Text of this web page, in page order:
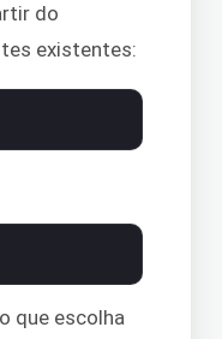
do
existentes:
que escolha